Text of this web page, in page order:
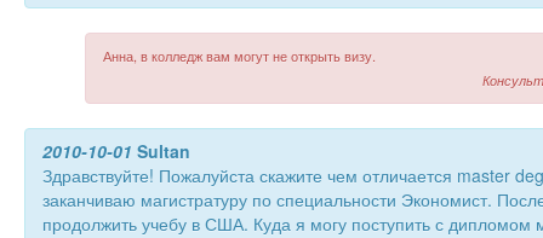
Анна, в колледж вам могут не открыть визу.
2010-10-01 Sultan
Здравствуйте! Пожалуйста скажите чем отличается master
заканчиваю магистратуру по специальности Экономист.
продолжить учебу в США. Куда я могу поступить с дипломом